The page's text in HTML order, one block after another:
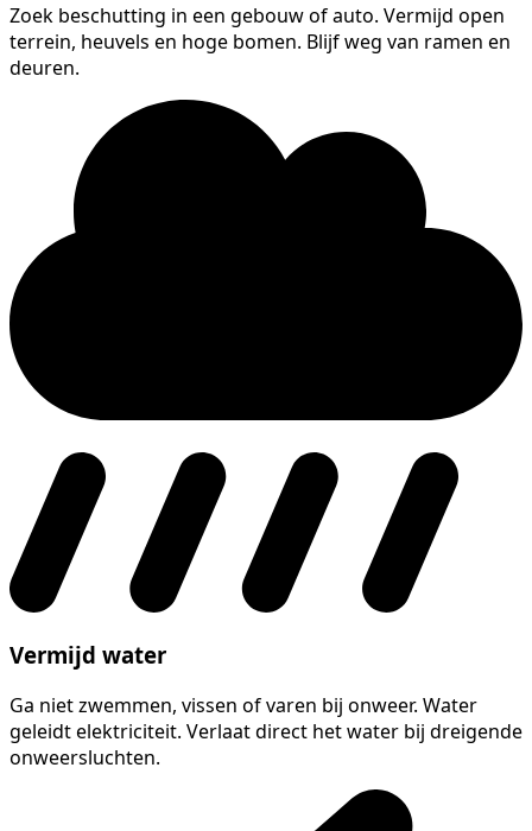
Zoek beschutting in een gebouw of auto. Vermijd open
terrein, heuvels en hoge bomen. Blijf weg van ramen en
deuren.
Vermijd water
Ga niet zwemmen, vissen of varen bij onweer. Water
geleidt elektriciteit. Verlaat direct het water bij dreigende
onweersluchten.